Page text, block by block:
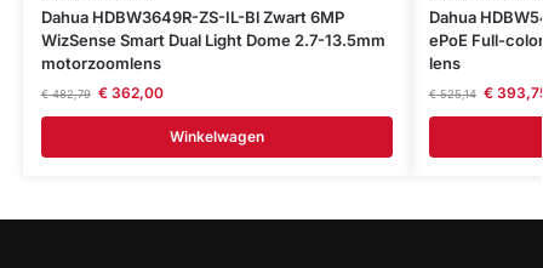
Dahua HDBW3649R-ZS-IL-Bl Zwart 6MP
WizSense Smart Dual Light Dome 2.7-13.5mm
motorzoomlens
€482,79 €362,00
Winkelwagen
Dahua
ePoE Full-
lens
€525,14 €